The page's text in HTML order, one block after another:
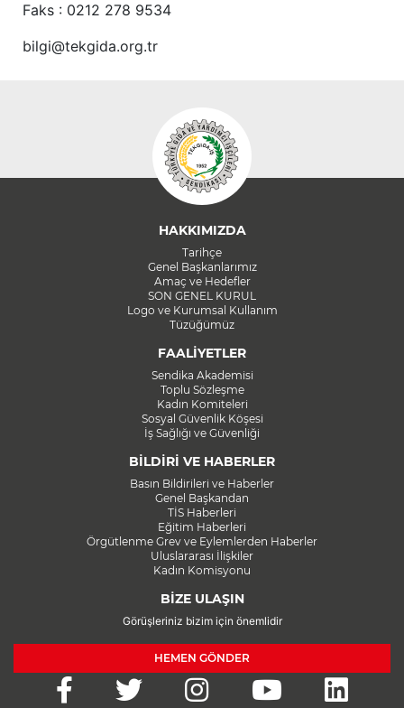
Faks : 0212 278 9534
bilgi@tekgida.org.tr
HAKKIMIZDA
Tarihçe
Genel Başkanlarımız
Amaç ve Hedefler
SON GENEL KURUL
Logo ve Kurumsal Kullanım
Tüzüğümüz
FAALİYETLER
Sendika Akademisi
Toplu Sözleşme
Kadın Komiteleri
Sosyal Güvenlik Köşesi
İş Sağlığı ve Güvenliği
BİLDİRİ VE HABERLER
Basın Bildirileri ve Haberler
Genel Başkandan
TİS Haberleri
Eğitim Haberleri
Örgütlenme Grev ve Eylemlerden Haberler
Uluslararası İlişkiler
Kadın Komisyonu
BİZE ULAŞIN
Görüşleriniz bizim için önemlidir
HEMEN GÖNDER